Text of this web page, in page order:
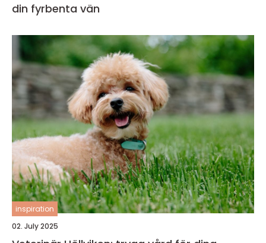
din fyrbenta vän
inspiration
02. July 2025